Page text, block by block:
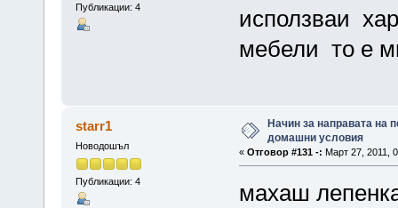
Публикации: 4
исползваи
мебели то е
starr1
Новодошъл
Публикации: 4
Начин за направата на
домашни условия
« Отговор #131 -: Март 27, 2011,
махаш